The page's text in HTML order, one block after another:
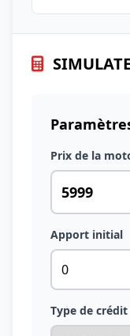
Prix de la
Apport initial
Type de crédit